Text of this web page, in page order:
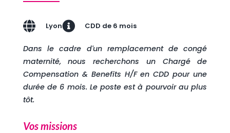
Lyon CDD de 6 mois
Dans le cadre d'un remplacement de congé
maternité, nous recherchons un Chargé de
Compensation & Benefits H/F en CDD pour une
durée de 6 mois. Le poste est à pourvoir au plus
tôt.
Vos missions